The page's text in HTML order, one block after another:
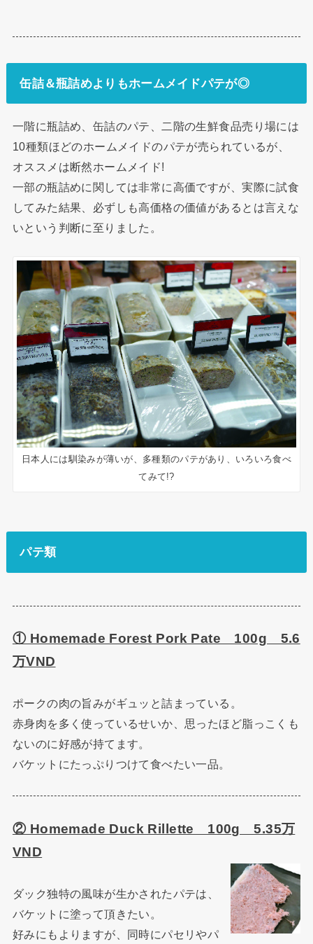
缶詰＆瓶詰めよりもホームメイドパテが◎
一階に瓶詰め、缶詰のパテ、二階の生鮮食品売り場には
10種類ほどのホームメイドのパテが売られているが、
オススメは断然ホームメイド!
一部の瓶詰めに関しては非常に高価ですが、実際に試食
してみた結果、必ずしも高価格の価値があるとは言えな
いという判断に至りました。
日本人には馴染みが薄いが、多種類のパテがあり、いろいろ食べ
てみて!?
パテ類
① Homemade Forest Pork Pate 100g 5.6
万VND
ポークの肉の旨みがギュッと詰まっている。
赤身肉を多く使っているせいか、思ったほど脂っこくも
ないのに好感が持てます。
バケットにたっぷりつけて食べたい一品。
② Homemade Duck Rillette 100g 5.35万
VND
ダック独特の風味が生かされたパテは、
バケットに塗って頂きたい。
好みにもよりますが、同時にパセリやパ